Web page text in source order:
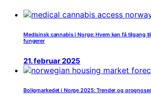
Medisinsk cannabis i Norge: Hvem kan få tilgang
fungerer
21. februar 2025
Boligmarkedet i Norge 2025: Trender og prognoser